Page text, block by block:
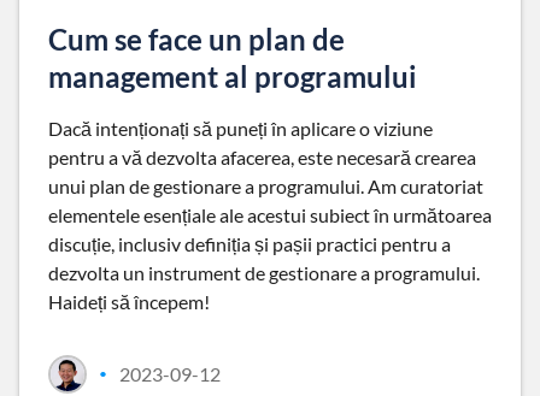
Cum se face un plan de
management al programului
Dacă intenționați să puneți în aplicare o viziune
pentru a vă dezvolta afacerea, este necesară crearea
unui plan de gestionare a programului. Am curatoriat
elementele esențiale ale acestui subiect în următoarea
discuție, inclusiv definiția și pașii practici pentru a
dezvolta un instrument de gestionare a programului.
Haideți să începem!
• 2023-09-12